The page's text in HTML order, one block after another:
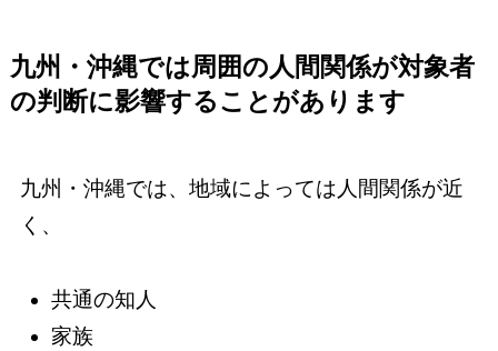
九州・沖縄では周囲の人間関係が対象者
の判断に影響することがあります
九州・沖縄では、地域によっては人間関係が近
く、
共通の知人
家族